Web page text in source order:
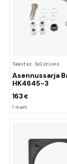
Seastar Solutions
Asennussarja
HK4645-3
163 €
1 malli